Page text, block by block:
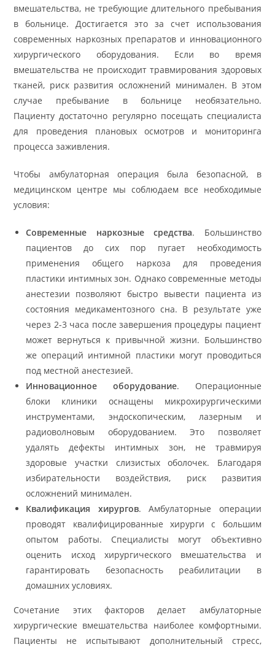
вмешательства, не требующие длительного пребывания
в больнице. Достигается это за счет использования
современных наркозных препаратов и инновационного
хирургического оборудования. Если во время
вмешательства не происходит травмирования здоровых
тканей, риск развития осложнений минимален. В этом
случае пребывание в больнице необязательно.
Пациенту достаточно регулярно посещать специалиста
для проведения плановых осмотров и мониторинга
процесса заживления.
Чтобы амбулаторная операция была безопасной, в
медицинском центре мы соблюдаем все необходимые
условия:
Современные наркозные средства. Большинство
пациентов до сих пор пугает необходимость
применения общего наркоза для проведения
пластики интимных зон. Однако современные методы
анестезии позволяют быстро вывести пациента из
состояния медикаментозного сна. В результате уже
через 2-3 часа после завершения процедуры пациент
может вернуться к привычной жизни. Большинство
же операций интимной пластики могут проводиться
под местной анестезией.
Инновационное оборудование. Операционные
блоки клиники оснащены микрохирургическими
инструментами, эндоскопическим, лазерным и
радиоволновым оборудованием. Это позволяет
удалять дефекты интимных зон, не травмируя
здоровые участки слизистых оболочек. Благодаря
избирательности воздействия, риск развития
осложнений минимален.
Квалификация хирургов. Амбулаторные операции
проводят квалифицированные хирурги с большим
опытом работы. Специалисты могут объективно
оценить исход хирургического вмешательства и
гарантировать безопасность реабилитации в
домашних условиях.
Сочетание этих факторов делает амбулаторные
хирургические вмешательства наиболее комфортными.
Пациенты не испытывают дополнительный стресс,